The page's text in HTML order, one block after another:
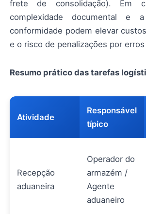
frete de consolidação). Em
complexidade documental e
conformidade podem elevar
e o risco de penalizações por
Resumo prático das tarefas
Atividade
Responsável
típico
Recepção
aduaneira
Operador do
armazém /
Agente
aduaneiro